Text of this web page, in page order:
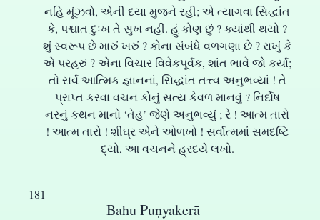
નહિ મૂંઝવો, એની દયા મુજને રહી; એ ત્યાગવા સિદ્ધાંત
કે, પશ્ચાત દુઃખ તે સુખ નહીં. હું કોણ છું ? ક્યાંથી થયો ?
શું સ્વરૂપ છે મારું ખરું ? કોના સંબંધે વળગણા છે ? રાખું કે
એ પરહરું ? એના વિચાર વિવેકપૂર્વક, શાંત ભાવે જો કર્યા;
તો સર્વ આત્મિક જ્ઞાનનાં, સિદ્ધાંત તત્ત્વ અનુભવ્યાં ! તે
પ્રાપ્ત કરવા વચન કોનું સત્ય કેવળ માનવું ? નિર્દોષ
નરનું કથન માનો ‘તેહ’ જેણે અનુભવ્યું ; રે ! આત્મ તારો
! આત્મ તારો ! શીઘ્ર એને ઓળખો ! સર્વાત્મમાં સમદષ્ટિ
દ્યો, આ વચનને હ્રદયે લખો.
Bahu Puṇyakerā
181